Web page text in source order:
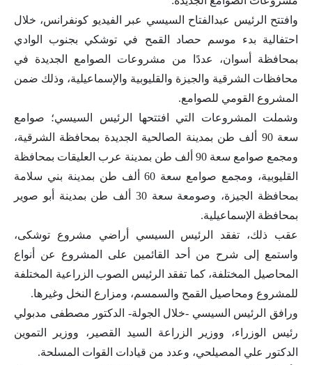
وافتتح الرئيس عبدالفتاح السيسي عبر الفيديو كونفرانس، خلال
احتفالية بدء موسم حصاد القمح في توشكي بجنوب الوادي
بمحافظة أسوان، عددًا من مشروعات الصوامع الجديدة في
محافظات الشرقية والجيزة والقليوبية والإسماعيلية، وذلك ضمن
المشروع القومي للصوامع.
وشملت المشروعات التي افتتحها الرئيس السيسي؛ صوامع
سعة 90 ألف طن بمدينة الصالحية الجديدة بمحافظة الشرقية،
ومجمع صوامع سعة 90 ألف طن بمدينة عرب العليقات بمحافظة
القليوبية، ومجمع صوامع سعة 60 ألف طن بمدينة بني سلامة
بمحافظة الجيزة، وصومعة سعة 30 ألف طن بمدينة أبو صوير
بمحافظة الإسماعيلية.
عقب ذلك، تفقد الرئيس السيسي أراضي مشروع توشكى،
واستمع إلى شرح من أحد القائمين على المشروع عن أنواع
المحاصيل المختلفة، كما تفقد الرئيس الصوب الزراعية المختلفة
للمشروع ومحاصيل القمح والسمسم، ومزارع النخل وغيرها.
ورافق الرئيس السيسي -خلال الجولة- الدكتور مصطفى مدبولي
رئيس الوزراء، ووزير الزراعة السيد القصير، ووزير التموين
الدكتور علي المصيلحي، وعدد من قيادات القوات المسلحة.